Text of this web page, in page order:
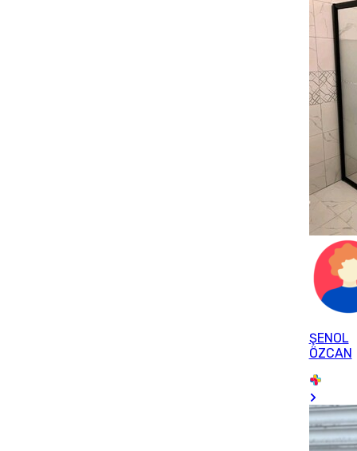
ŞENOL
ÖZCAN